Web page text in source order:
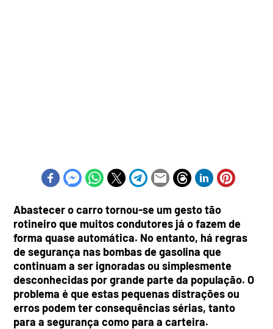
Abastecer o carro tornou-se um gesto tão
rotineiro que muitos condutores já o fazem de
forma quase automática. No entanto, há regras
de segurança nas bombas de gasolina que
continuam a ser ignoradas ou simplesmente
desconhecidas por grande parte da população. O
problema é que estas pequenas distrações ou
erros podem ter consequências sérias, tanto
para a segurança como para a carteira.